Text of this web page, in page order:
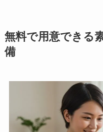
無料で用意できる
備